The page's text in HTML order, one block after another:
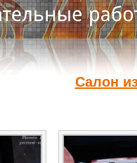
Салон